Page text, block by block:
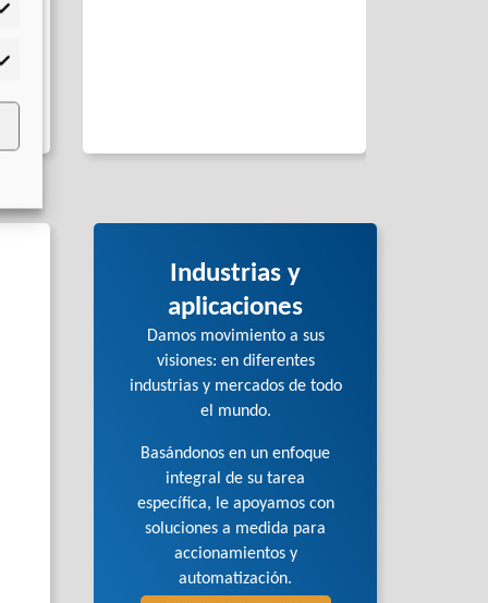
Industrias y
aplicaciones
Damos movimiento a sus
visiones: en diferentes
industrias y mercados de todo
el mundo.
Basándonos en un enfoque
integral de su tarea
específica, le apoyamos con
soluciones a medida para
accionamientos y
automatización.